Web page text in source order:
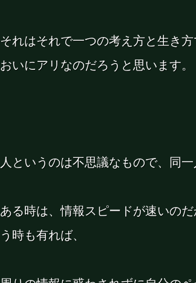
それはそれで一つの考え方と生き
おいにアリなのだろうと思います。
人というのは不思議なもので、同一
ある時は、情報スピードが速いの
う時も有れば、